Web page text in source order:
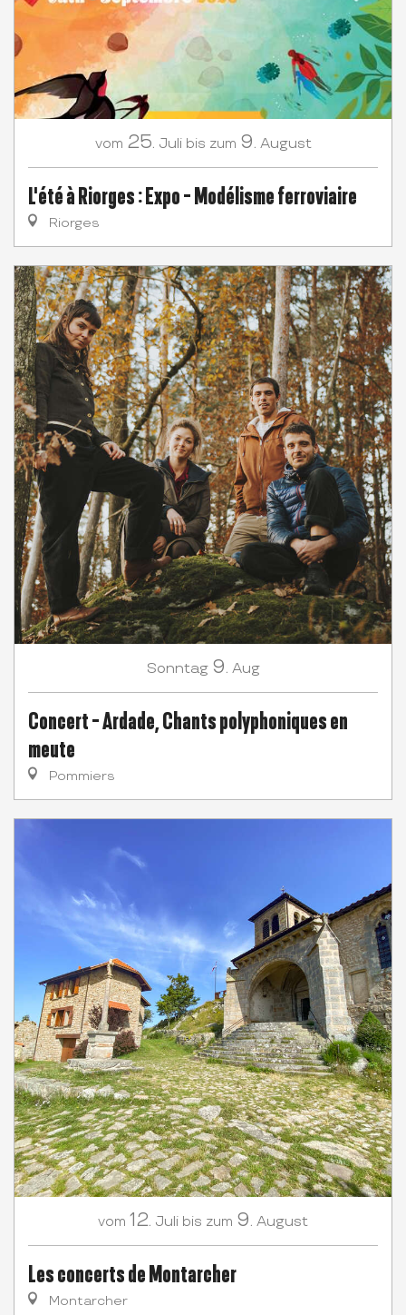
vom 25. Juli bis zum 9. August
L'été à Riorges : Expo - Modélisme ferroviaire
Riorges
Sonntag 9. Aug
Concert - Ardade, Chants polyphoniques en
meute
Pommiers
vom 12. Juli bis zum 9. August
Les concerts de Montarcher
Montarcher